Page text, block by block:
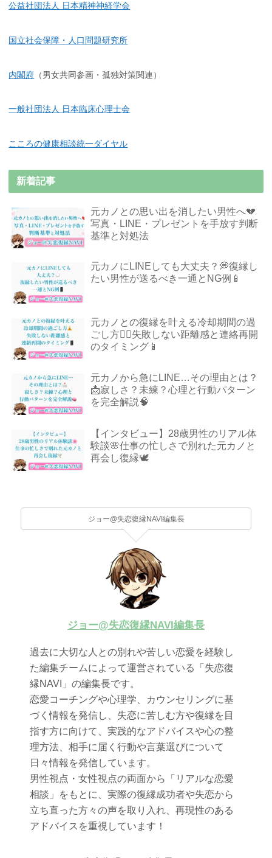
公益社団法人 日本精神神経学会
国立社会保障・人口問題研究所
内閣府 （男女共同参画・孤独対策関連）
一般社団法人 日本臨床心理士会
こころの健康相談統一ダイヤル
新着記事
元カノとの思い出を消したい男性へ💔
写真・LINE・プレゼントを手放す判断
基準と対処法
元カノにLINEしても大丈夫？💭復縁し
たい男性が送るべき一通とNG例📱
元カノとの復縁を叶える冷却期間の過
ごし方🧘‍♂️失敗しない距離感と連絡再開
のタイミング📱
元カノから急にLINE…その理由とは？
📩寂しさ？未練？心理と行動パターン
を完全解説🧠
【インタビュー】28歳男性のリアル体
験談🌸仕事の忙しさで別れた元カノと
再会し復縁🕊️
ジョー@失恋復縁NAVI編集長
ジョー@失恋復縁NAVI編集長
過去に大切な人との別れや苦しい恋愛を経験し
た編集チームによって運営されている「失恋復
縁NAVI」の編集長です。
恋愛コーチングや心理学、カウンセリングに基
づく情報を発信し、失恋に苦しむ方や復縁を目
指す方に向けて、実践的なアドバイスや心の整
理方法、相手に届く行動や言葉選びについて
日々情報を発信しています。
男性視点・女性視点の両面から「リアルな恋愛
相談」をもとに、実際の復縁成功者や失恋から
立ち直った方々の声を取り入れ、再現性のある
アドバイスを重視しています！